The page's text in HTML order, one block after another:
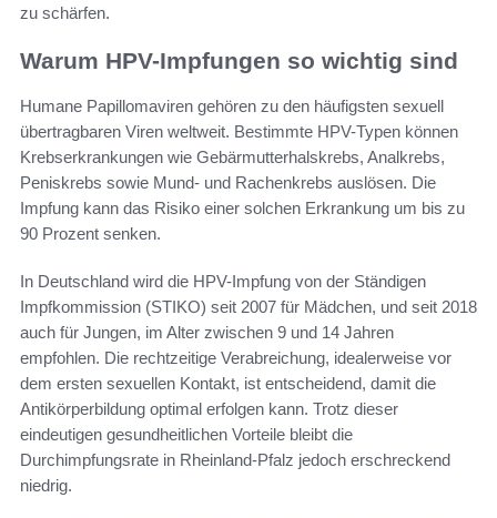
zu schärfen.
Warum HPV-Impfungen so wichtig sind
Humane Papillomaviren gehören zu den häufigsten sexuell
übertragbaren Viren weltweit. Bestimmte HPV-Typen können
Krebserkrankungen wie Gebärmutterhalskrebs, Analkrebs,
Peniskrebs sowie Mund- und Rachenkrebs auslösen. Die
Impfung kann das Risiko einer solchen Erkrankung um bis zu
90 Prozent senken.
In Deutschland wird die HPV-Impfung von der Ständigen
Impfkommission (STIKO) seit 2007 für Mädchen, und seit 2018
auch für Jungen, im Alter zwischen 9 und 14 Jahren
empfohlen. Die rechtzeitige Verabreichung, idealerweise vor
dem ersten sexuellen Kontakt, ist entscheidend, damit die
Antikörperbildung optimal erfolgen kann. Trotz dieser
eindeutigen gesundheitlichen Vorteile bleibt die
Durchimpfungsrate in Rheinland-Pfalz jedoch erschreckend
niedrig.